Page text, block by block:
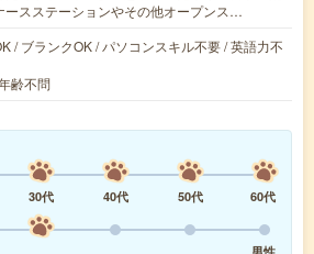
ースステーションやその他オープンス…
/ ブランクOK / パソコンスキル不要 / 英語力不
齢不問
30代 40代 50代
60代